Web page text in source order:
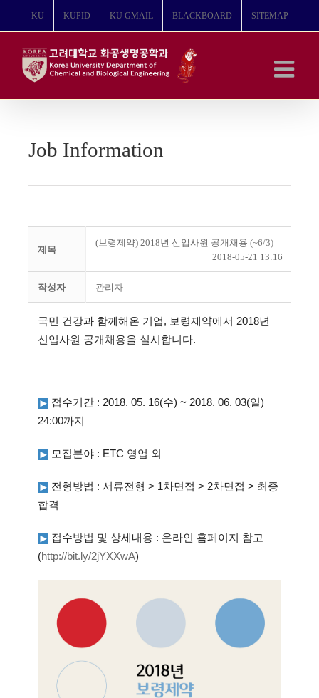
뛰
KU KUPID KU GMAIL BLACKBOARD SITEMAP
Job Information
제목
(보령제약) 2018년 신입사원 공개채용 (~6/3)
2018-05-21 13:16
작성자 관리자
국민 건강과 함께해온 기업, 보령제약에서 2018년
신입사원 공개채용을 실시합니다.
접수기간 : 2018. 05. 16(수) ~ 2018. 06. 03(일)
24:00까지
모집분야 : ETC 영업 외
전형방법 : 서류전형 > 1차면접 > 2차면접 > 최종
합격
접수방법 및 상세내용 : 온라인 홈페이지 참고
(http://bit.ly/2jYXXwA)